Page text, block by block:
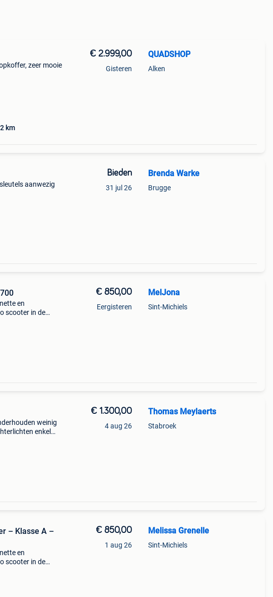
zeer mooie
km
€ 2.999,00
Gisteren
QUADSHOP
Alken
aanwezig
Bieden
31 jul 26
Brenda Warke
Brugge
en
scooter in de
€ 850,00
Eergisteren
MelJona
Sint-Michiels
weinig
enkel
€ 1.300,00
4 aug 26
Thomas Meylaerts
Stabroek
– Klasse A –
en
scooter in de
€ 850,00
1 aug 26
Melissa Grenelle
Sint-Michiels